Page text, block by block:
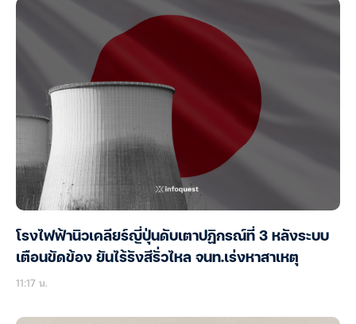
โรงไฟฟ้านิวเคลียร์ญี่ปุ่นดับเตาปฏิกรณ์ที่ 3 หลังระบบ
เตือนขัดข้อง ยันไร้รังสีรั่วไหล จนท.เร่งหาสาเหตุ
11:17 น.